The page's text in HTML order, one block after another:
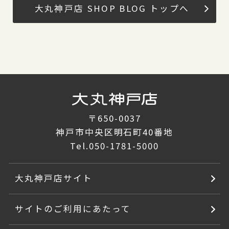
大丸神戸店 SHOP BLOG トップへ
〒650-0037
神戸市中央区明石町40番地
Tel.050-1781-5000
大丸神戸店サイト
サイトのご利用にあたって